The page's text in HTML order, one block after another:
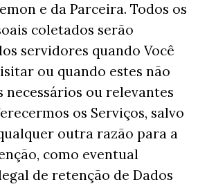
e da Parceira. Todos os
coletados serão
servidores quando Você
ou quando estes não
necessários ou relevantes
os Serviços, salvo
outra razão para a
como eventual
de retenção de Dados